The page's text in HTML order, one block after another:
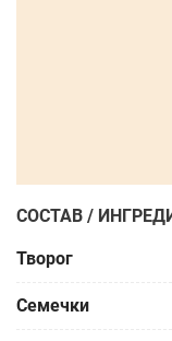
СОСТАВ /
Творог
Семечки